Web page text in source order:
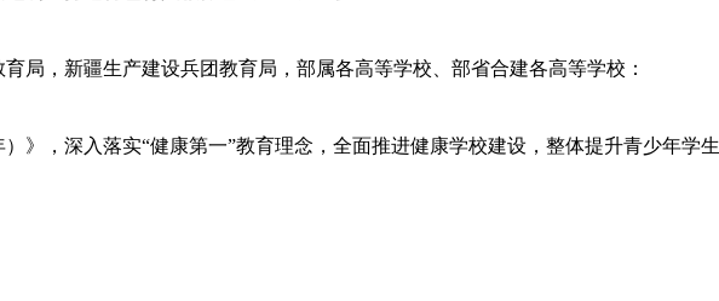
局，新疆生产建设兵团教育局，部属各高等学校、部省合建各高等学校：
，深入落实“健康第一”教育理念，全面推进健康学校建设，整体提升青少年学